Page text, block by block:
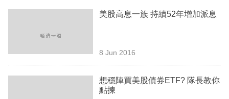
欄
美股高息一族 持續52年增加派息
8 Jun 2016
想穩陣買美股債券ETF? 隊長教你
點揀